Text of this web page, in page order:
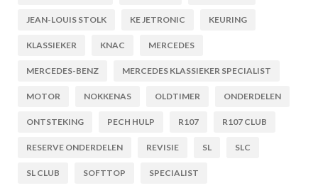
JEAN-LOUIS STOLK KE JETRONIC KEURING
KLASSIEKER KNAC MERCEDES
MERCEDES-BENZ MERCEDES KLASSIEKER SPECIALIST
MOTOR NOKKENAS OLDTIMER ONDERDELEN
ONTSTEKING PECH HULP R107 R107 CLUB
RESERVE ONDERDELEN REVISIE SL SLC
SL CLUB SOFTTOP SPECIALIST